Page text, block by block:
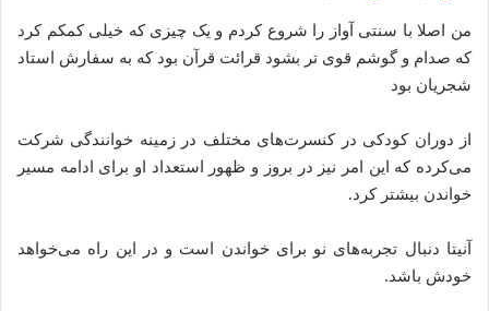
من اصلا با سنتی آواز را شروع کردم و یک چیزی که خیلی کمکم کرد
که صدام و گوشم قوی تر بشود قرائت قرآن بود که به سفارش استاد
شجریان بود
از دوران کودکى در کنسرت‌هاى مختلف در زمینه خوانندگى شرکت
مى‌کرده که این امر نیز در بروز و ظهور استعداد او برای ادامه مسیر
خواندن بیشتر کرد.
آنیتا دنبال تجربه‌های نو برای خواندن است و در این راه می‌خواهد
خودش باشد.